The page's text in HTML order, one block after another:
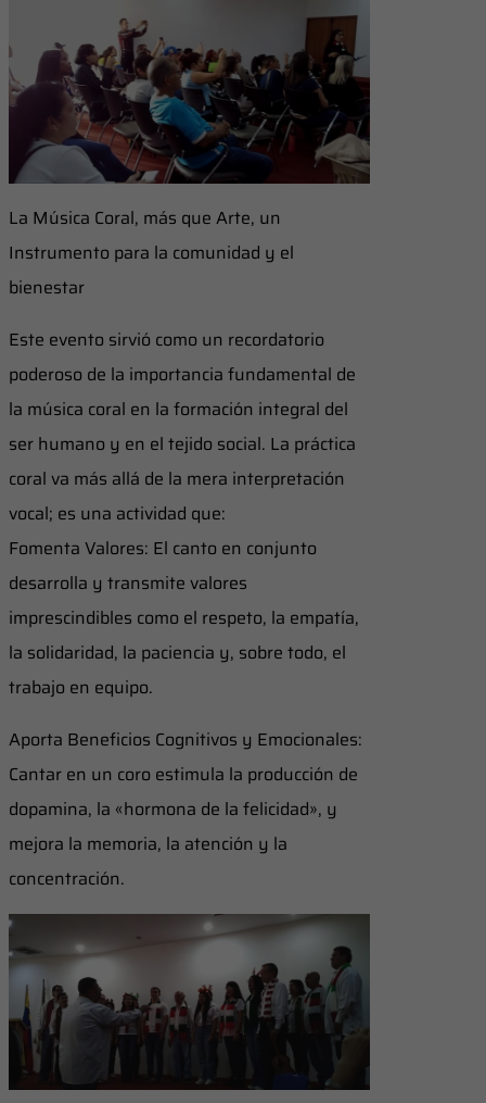
La Música Coral, más que Arte, un
Instrumento para la comunidad y el
bienestar
Este evento sirvió como un recordatorio
poderoso de la importancia fundamental de
la música coral en la formación integral del
ser humano y en el tejido social. La práctica
coral va más allá de la mera interpretación
vocal; es una actividad que:
Fomenta Valores: El canto en conjunto
desarrolla y transmite valores
imprescindibles como el respeto, la empatía,
la solidaridad, la paciencia y, sobre todo, el
trabajo en equipo.
Aporta Beneficios Cognitivos y Emocionales:
Cantar en un coro estimula la producción de
dopamina, la «hormona de la felicidad», y
mejora la memoria, la atención y la
concentración.